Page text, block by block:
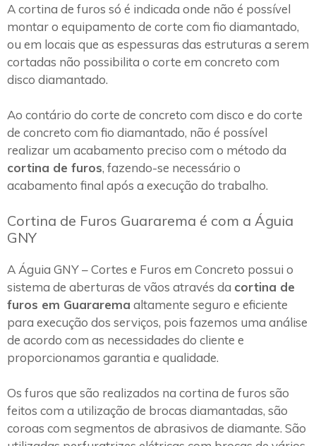
A cortina de furos só é indicada onde não é possível
montar o equipamento de corte com fio diamantado,
ou em locais que as espessuras das estruturas a serem
cortadas não possibilita o corte em concreto com
disco diamantado.
Ao contário do corte de concreto com disco e do corte
de concreto com fio diamantado, não é possível
realizar um acabamento preciso com o método da
cortina de furos, fazendo-se necessário o
acabamento final após a execução do trabalho.
Cortina de Furos Guararema é com a Águia
GNY
A Águia GNY – Cortes e Furos em Concreto possui o
sistema de aberturas de vãos através da cortina de
furos em Guararema altamente seguro e eficiente
para execução dos serviços, pois fazemos uma análise
de acordo com as necessidades do cliente e
proporcionamos garantia e qualidade.
Os furos que são realizados na cortina de furos são
feitos com a utilização de brocas diamantadas, são
coroas com segmentos de abrasivos de diamante. São